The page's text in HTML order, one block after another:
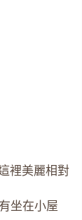
裡美麗相對
坐在小屋